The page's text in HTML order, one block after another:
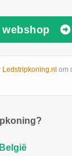
Ledstripkoning.nl om